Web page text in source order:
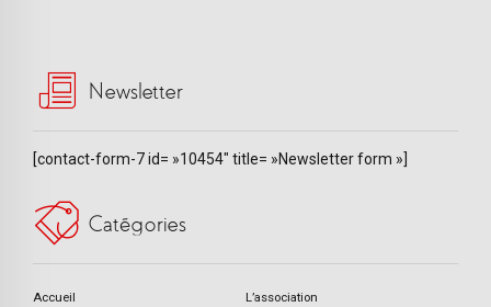
Newsletter
[contact-form-7 id= »10454″ title= »Newsletter form »]
Catégories
Accueil L’association